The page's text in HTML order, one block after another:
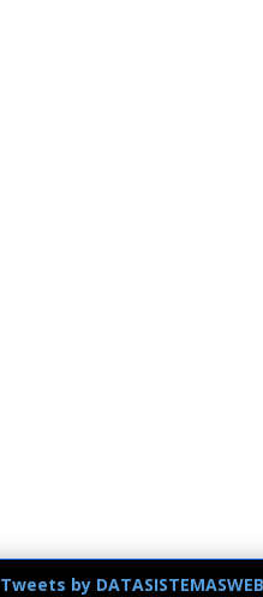
Tweets by DATASISTEMASWEB